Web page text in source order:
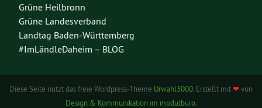
Grüne Heilbronn
Grüne Landesverband
Landtag Baden-Württemberg
#ImLändleDaheim – BLOG
Diese Seite nutzt das freie Wordpress-Theme Urwahl3000. Erstellt mit❤ von
Design & Kommunikation im modulbüro.